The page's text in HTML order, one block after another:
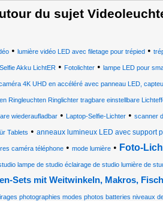
du sujet
• lumière vidéo LED avec filetage pour trépied•
Selfie Akku LichtER • Fotolichter • lampe LED pour
4K UHD en accéléré avec panneau LED,
Ringleuchten Ringlichter tragbare einstellbare
wiederaufladbar• Laptop-Selfie-Lichter• scanner
Tablets • anneaux lumineux LED avec support
caméra téléphone• mode lumière• Foto-
lampe de studio éclairage de studio lumière de
Sets mit Weitwinkeln, Makros,
photographies modes photos batteries niveaux